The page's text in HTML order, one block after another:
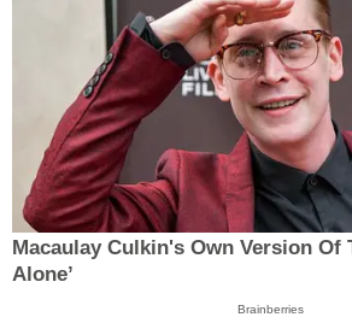
Macaulay Culkin's Own Version Of
Alone’
Brainberries